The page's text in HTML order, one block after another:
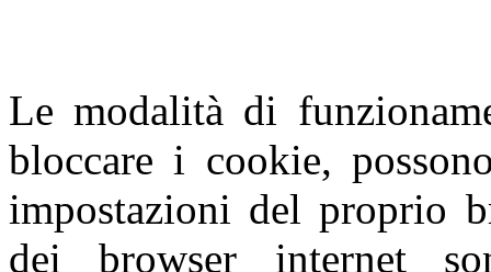
Le modalità di
bloccare i cookie,
impostazioni del proprio
dei browser internet